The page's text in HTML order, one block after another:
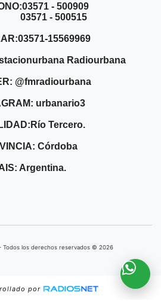
- 500909
- 500515
15569969
Radiourbana
@fmradiourbana
urbanario3
Tercero.
Córdoba
Argentina.
Todos los derechos reservados © 2026
por